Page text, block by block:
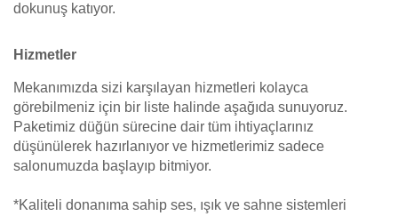
dokunuş katıyor.
Hizmetler
Mekanımızda sizi karşılayan hizmetleri kolayca
görebilmeniz için bir liste halinde aşağıda sunuyoruz.
Paketimiz düğün sürecine dair tüm ihtiyaçlarınız
düşünülerek hazırlanıyor ve hizmetlerimiz sadece
salonumuzda başlayıp bitmiyor.
*Kaliteli donanıma sahip ses, ışık ve sahne sistemleri